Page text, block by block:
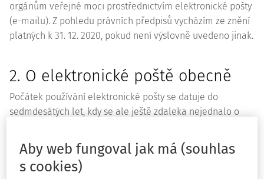
orgánům veřejné moci prostřednictvím elektronické pošty
(e-mailu). Z pohledu právních předpisů vycházím ze znění
platných k 31. 12. 2020, pokud není výslovně uvedeno jinak.
2. O elektronické poště obecně
Počátek používání elektronické pošty se datuje do
sedmdesátých let, kdy se ale ještě zdaleka nejednalo o
devadesátých začaly vznikat e-mailové služby určené pro
širokou veřejnost (např. Hotmail) a následně došlo k
prudkému nárůstu počtu uživatelů. Elektronická pošta je
Aby web fungoval jak má (souhlas
s cookies)